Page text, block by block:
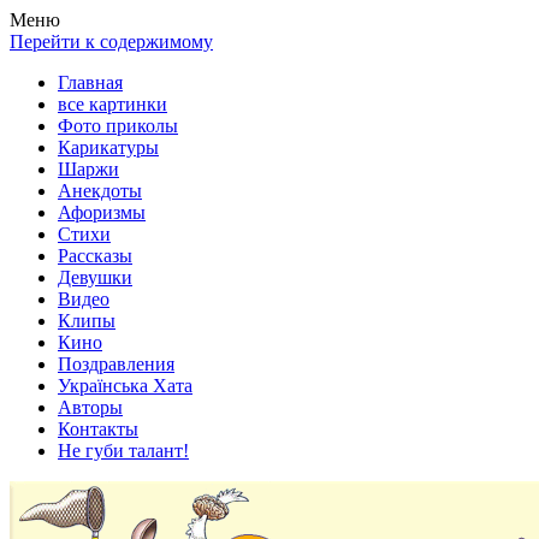
Весела хата — прикольные картинки, смешные истории, клипы!
Покажем всем ваши фото приколы, карикатуры, шаржи, стихи,
Меню
Перейти к содержимому
Главная
все картинки
Фото приколы
Карикатуры
Шаржи
Анекдоты
Афоризмы
Стихи
Рассказы
Девушки
Видео
Клипы
Кино
Поздравления
Українська Хата
Авторы
Контакты
Не губи талант!